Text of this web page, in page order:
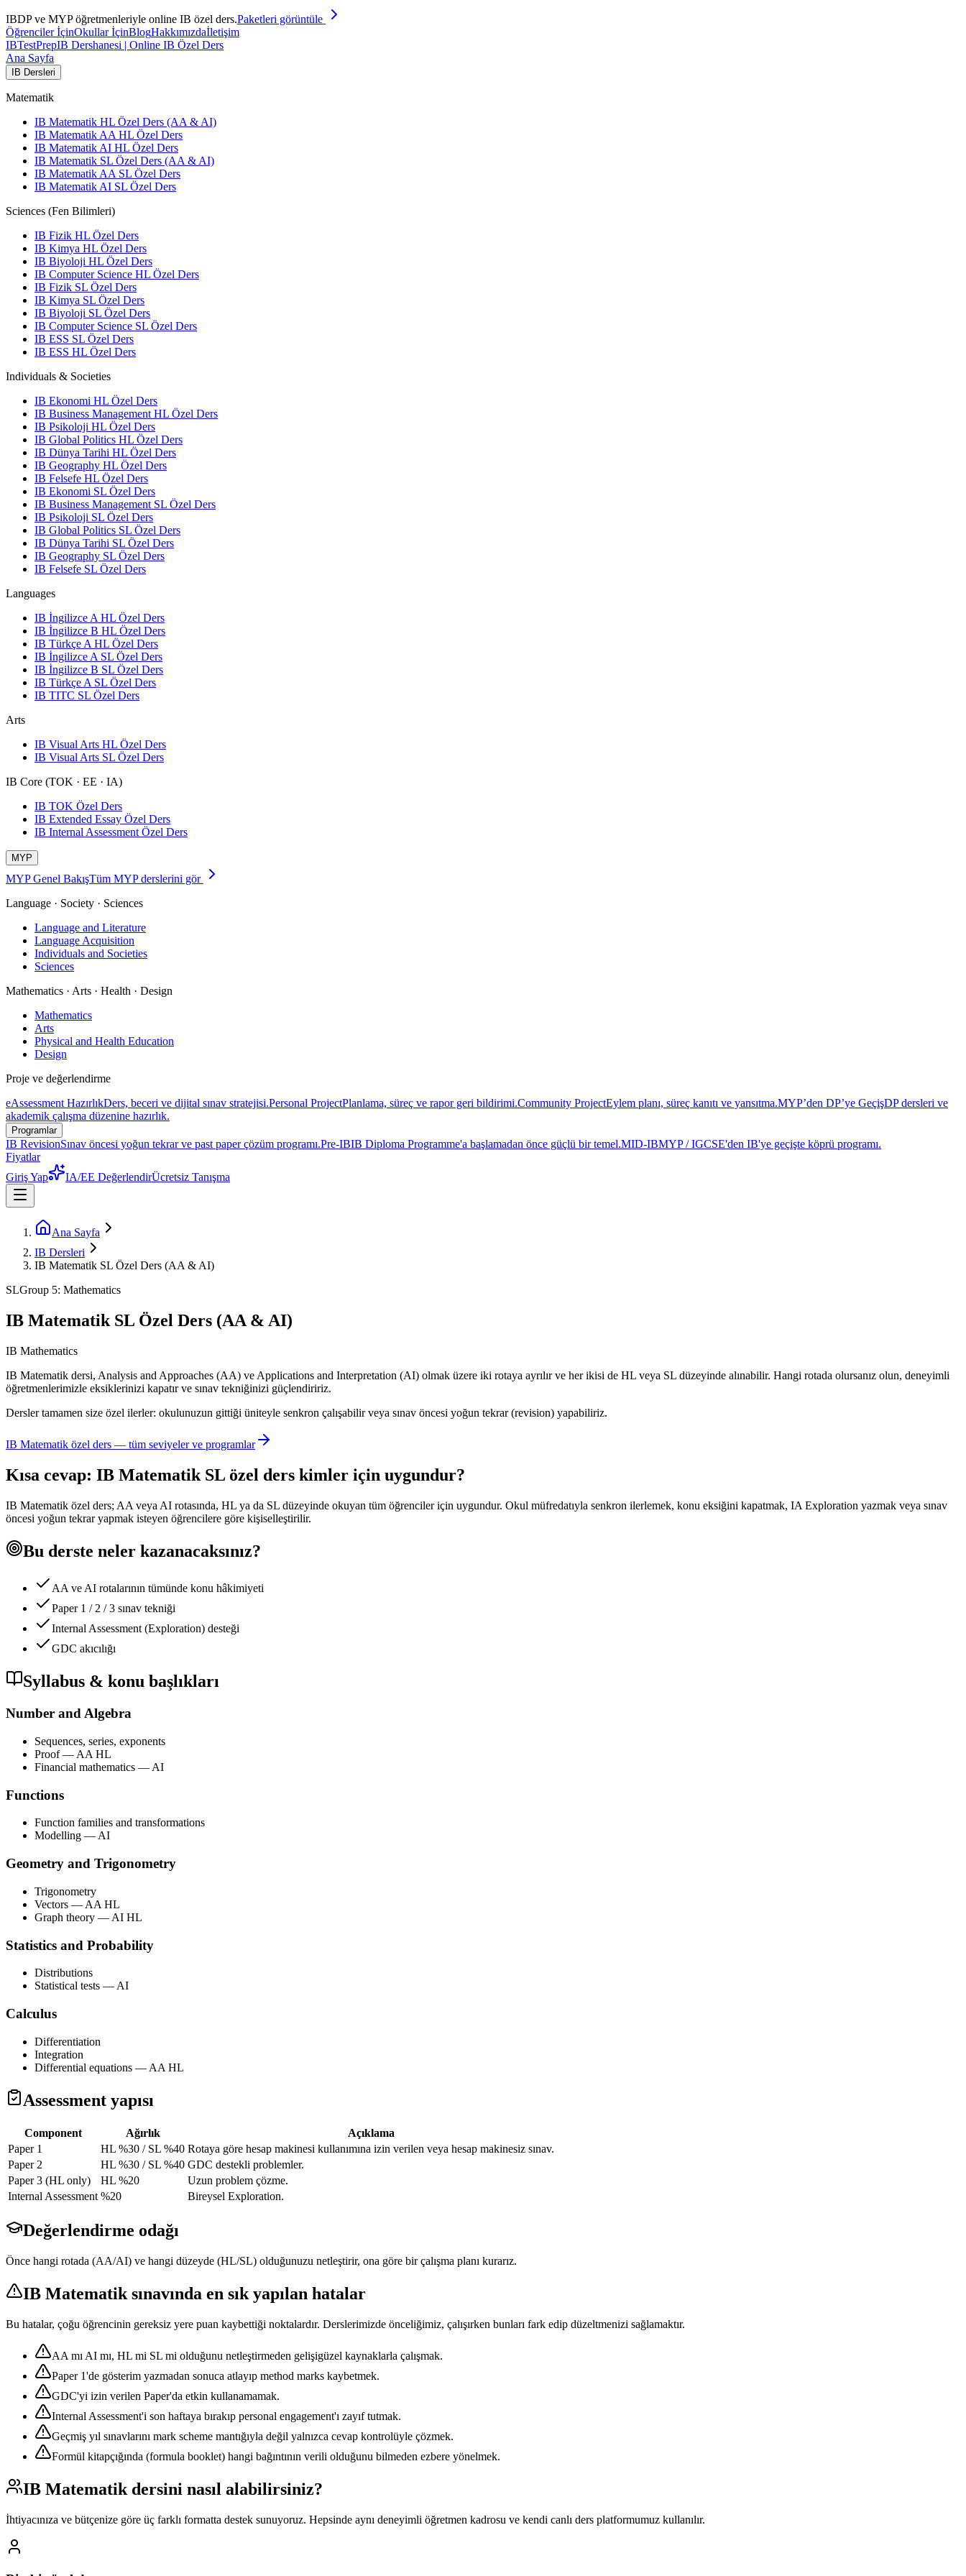
IBDP ve MYP öğretmenleriyle online IB özel ders.Paketleri görüntüle
Öğrenciler İçinOkullar İçinBlogHakkımızdaİletişim
IBTestPrepIB Dershanesi | Online IB Özel Ders
Ana Sayfa
IB Dersleri
Matematik
IB Matematik HL Özel Ders (AA & AI)
IB Matematik AA HL Özel Ders
IB Matematik AI HL Özel Ders
IB Matematik SL Özel Ders (AA & AI)
IB Matematik AA SL Özel Ders
IB Matematik AI SL Özel Ders
Sciences (Fen Bilimleri)
IB Fizik HL Özel Ders
IB Kimya HL Özel Ders
IB Biyoloji HL Özel Ders
IB Computer Science HL Özel Ders
IB Fizik SL Özel Ders
IB Kimya SL Özel Ders
IB Biyoloji SL Özel Ders
IB Computer Science SL Özel Ders
IB ESS SL Özel Ders
IB ESS HL Özel Ders
Individuals & Societies
IB Ekonomi HL Özel Ders
IB Business Management HL Özel Ders
IB Psikoloji HL Özel Ders
IB Global Politics HL Özel Ders
IB Dünya Tarihi HL Özel Ders
IB Geography HL Özel Ders
IB Felsefe HL Özel Ders
IB Ekonomi SL Özel Ders
IB Business Management SL Özel Ders
IB Psikoloji SL Özel Ders
IB Global Politics SL Özel Ders
IB Dünya Tarihi SL Özel Ders
IB Geography SL Özel Ders
IB Felsefe SL Özel Ders
Languages
IB İngilizce A HL Özel Ders
IB İngilizce B HL Özel Ders
IB Türkçe A HL Özel Ders
IB İngilizce A SL Özel Ders
IB İngilizce B SL Özel Ders
IB Türkçe A SL Özel Ders
IB TITC SL Özel Ders
Arts
IB Visual Arts HL Özel Ders
IB Visual Arts SL Özel Ders
IB Core (TOK · EE · IA)
IB TOK Özel Ders
IB Extended Essay Özel Ders
IB Internal Assessment Özel Ders
MYP
MYP Genel BakışTüm MYP derslerini gör
Language · Society · Sciences
Language and Literature
Language Acquisition
Individuals and Societies
Sciences
Mathematics · Arts · Health · Design
Mathematics
Arts
Physical and Health Education
Design
Proje ve değerlendirme
eAssessment HazırlıkDers, beceri ve dijital sınav stratejisi.Personal ProjectPlanlama, süreç ve rapor geri bildirimi.Community ProjectEylem planı, süreç kanıtı ve yansıtma.MYP’den DP’ye GeçişDP dersleri ve
akademik çalışma düzenine hazırlık.
Programlar
IB RevisionSınav öncesi yoğun tekrar ve past paper çözüm programı.Pre-IBIB Diploma Programme'a başlamadan önce güçlü bir temel.MID-IBMYP / IGCSE'den IB'ye geçişte köprü programı.
Fiyatlar
Giriş Yap
IA/EE DeğerlendirÜcretsiz Tanışma
Ana Sayfa
IB Dersleri
IB Matematik SL Özel Ders (AA & AI)
SLGroup 5: Mathematics
IB Matematik SL Özel Ders (AA & AI)
IB Mathematics
IB Matematik dersi, Analysis and Approaches (AA) ve Applications and Interpretation (AI) olmak üzere iki rotaya ayrılır ve her ikisi de HL veya SL düzeyinde alınabilir. Hangi rotada olursanız olun, deneyimli
öğretmenlerimizle eksiklerinizi kapatır ve sınav tekniğinizi güçlendiririz.
Dersler tamamen size özel ilerler: okulunuzun gittiği üniteyle senkron çalışabilir veya sınav öncesi yoğun tekrar (revision) yapabiliriz.
IB Matematik özel ders — tüm seviyeler ve programlar
Kısa cevap: IB Matematik SL özel ders kimler için uygundur?
IB Matematik özel ders; AA veya AI rotasında, HL ya da SL düzeyinde okuyan tüm öğrenciler için uygundur. Okul müfredatıyla senkron ilerlemek, konu eksiğini kapatmak, IA Exploration yazmak veya sınav
öncesi yoğun tekrar yapmak isteyen öğrencilere göre kişiselleştirilir.
Bu derste neler kazanacaksınız?
AA ve AI rotalarının tümünde konu hâkimiyeti
Paper 1 / 2 / 3 sınav tekniği
Internal Assessment (Exploration) desteği
GDC akıcılığı
Syllabus & konu başlıkları
Number and Algebra
Sequences, series, exponents
Proof — AA HL
Financial mathematics — AI
Functions
Function families and transformations
Modelling — AI
Geometry and Trigonometry
Trigonometry
Vectors — AA HL
Graph theory — AI HL
Statistics and Probability
Distributions
Statistical tests — AI
Calculus
Differentiation
Integration
Differential equations — AA HL
Assessment yapısı
Component Ağırlık
Açıklama
Paper 1
HL %30 / SL %40 Rotaya göre hesap makinesi kullanımına izin verilen veya hesap makinesiz sınav.
Paper 2
HL %30 / SL %40 GDC destekli problemler.
Paper 3 (HL only)
HL %20
Uzun problem çözme.
Internal Assessment %20 Bireysel Exploration.
Değerlendirme odağı
Önce hangi rotada (AA/AI) ve hangi düzeyde (HL/SL) olduğunuzu netleştirir, ona göre bir çalışma planı kurarız.
IB Matematiksınavında en sık yapılan hatalar
Bu hatalar, çoğu öğrencinin gereksiz yere puan kaybettiği noktalardır. Derslerimizde önceliğimiz, çalışırken bunları fark edip düzeltmenizi sağlamaktır.
AA mı AI mı, HL mi SL mi olduğunu netleştirmeden gelişigüzel kaynaklarla çalışmak.
Paper 1'de gösterim yazmadan sonuca atlayıp method marks kaybetmek.
GDC'yi izin verilen Paper'da etkin kullanamamak.
Internal Assessment'i son haftaya bırakıp personal engagement'ı zayıf tutmak.
Geçmiş yıl sınavlarını mark scheme mantığıyla değil yalnızca cevap kontrolüyle çözmek.
Formül kitapçığında (formula booklet) hangi bağıntının verili olduğunu bilmeden ezbere yönelmek.
IB Matematik dersini nasıl alabilirsiniz?
İhtiyacınıza ve bütçenize göre üç farklı formatta destek sunuyoruz. Hepsinde aynı deneyimli öğretmen kadrosu ve kendi canlı ders platformumuz kullanılır.